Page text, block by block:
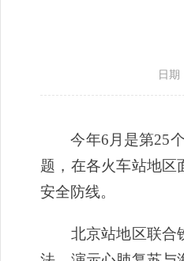
日期
今年6月是第25个
题，在各火车站地区
安全防线。
北京站地区联合铁